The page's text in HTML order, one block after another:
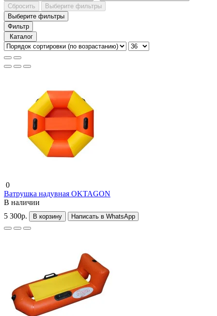
Сбросить
Выберите фильтры
Выберите фильтры
Фильтр
Каталог
0
Ватрушка надувная OKTAGON
В наличии
5 300р.
В корзину Написать в WhatsApp